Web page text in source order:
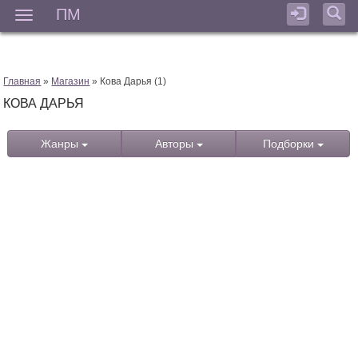
ПМ
Главная » Магазин » Кова Дарья (1)
КОВА ДАРЬЯ
Жанры Авторы Подборки